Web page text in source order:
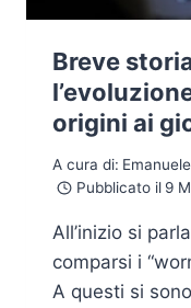
Breve
origini ai
A cura di:
Pubblicato il 9
All’inizio si
comparsi i
A questi si